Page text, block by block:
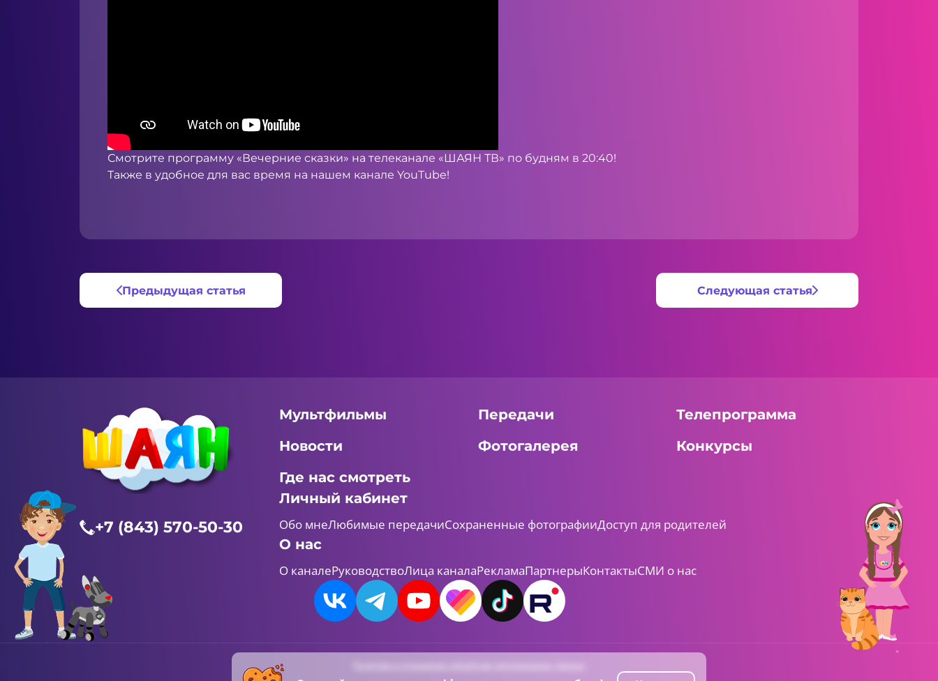
Смотрите программу «Вечерние сказки» на телеканале «ШАЯН ТВ» по будням в 20:40!
Также в удобное для вас время на нашем канале YouTube!
Предыдущая статья Следующая статья
+7 (843) 570-50-30
Мультфильмы Передачи
Телепрограмма
Новости
Фотогалерея
Конкурсы
Где нас смотреть
Личный кабинет
Обо мнеЛюбимые передачиСохраненные фотографииДоступ для родителей
О нас
О каналеРуководствоЛица каналаРекламаПартнерыКонтактыСМИ о нас